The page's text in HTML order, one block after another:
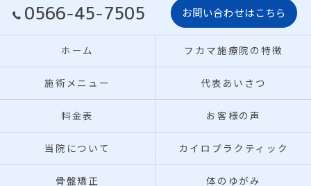
0566-45-7505 お問い合わせはこちら
ホーム フカマ施療院の特徴
施術メニュー 代表あいさつ
料金表 お客様の声
当院について カイロプラクティック
骨盤矯正 体のゆがみ